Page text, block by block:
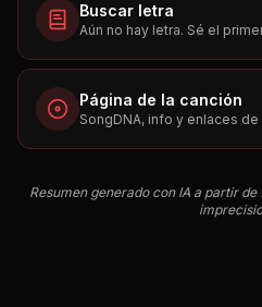
Buscar letra
Aún no hay letra. Sé el
Página de la canción
SongDNA, info y enlaces de
Resumen generado con IA a partir